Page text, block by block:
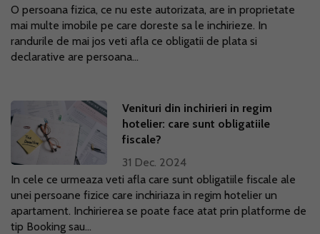
O persoana fizica, ce nu este autorizata, are in proprietate
mai multe imobile pe care doreste sa le inchirieze. In
randurile de mai jos veti afla ce obligatii de plata si
declarative are persoana...
Venituri din inchirieri in regim
hotelier: care sunt obligatiile
fiscale?
31 Dec. 2024
In cele ce urmeaza veti afla care sunt obligatiile fiscale ale
unei persoane fizice care inchiriaza in regim hotelier un
apartament. Inchirierea se poate face atat prin platforme de
tip Booking sau...